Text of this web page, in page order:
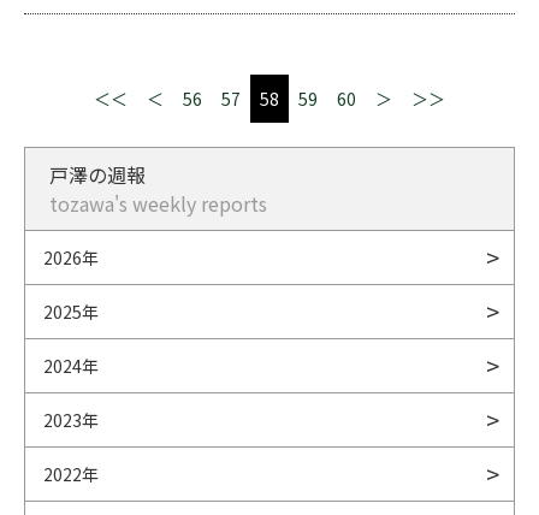
＜＜ ＜ 56 57 58 59 60 ＞ ＞＞
戸澤の週報
tozawa's weekly reports
2026年
2025年
2024年
2023年
2022年